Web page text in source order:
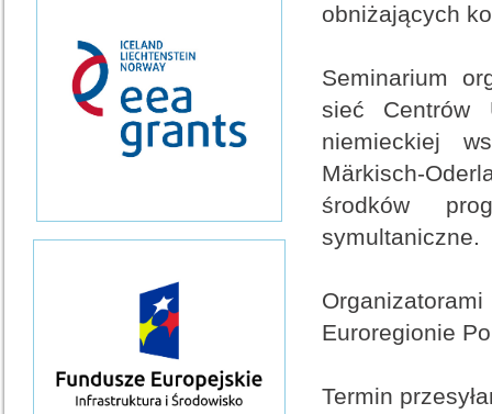
obniżających
Seminarium
sieć Centrów
niemieckiej
Märkisch-
środków
symultaniczne.
Euroregionie
Termin